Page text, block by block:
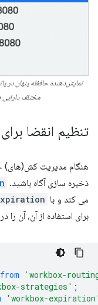
مختلف دارایی
تنظیم انقضا
هنگام مدیریت کش(های)
ذخیره سازی آگاه باشید.
می کند و با
برای استفاده از آن، آن
from
'workbox-
strategies' ;
'workbox-